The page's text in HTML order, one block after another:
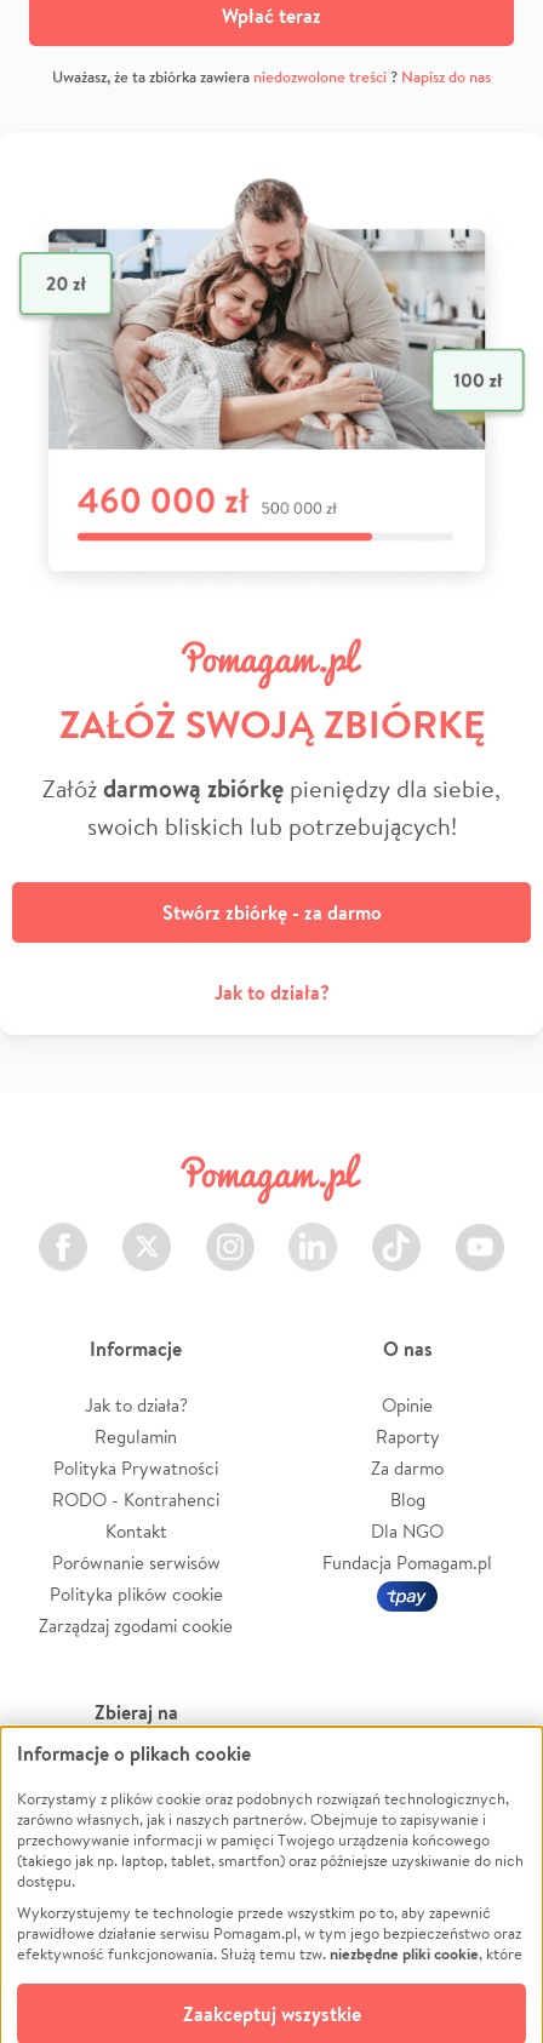
Wpłać teraz
Uważasz, że ta zbiórka zawiera niedozwolone treści? Napisz do nas
ZAŁÓŻ SWOJĄ ZBIÓRKĘ
Załóżdarmową zbiórkę pieniędzy dla siebie,
swoich bliskich lub potrzebujących!
Stwórz zbiórkę - za darmo
Jak to działa?
Facebook Twitter Instagram LinkedIn TikTok Youtube
Informacje
Jak to działa?
Regulamin
Polityka Prywatności
RODO - Kontrahenci
Kontakt
Porównanie serwisów
Polityka plików cookie
Zarządzaj zgodami cookie
O nas
Opinie
Raporty
Za darmo
Blog
Dla NGO
Fundacja Pomagam.pl
Zbieraj na
Leczenie
Zwierzęta
Pożar
Ukraina
Pomoc Finansowa
Projekty
Pogrzeb
Społeczność lokalna
Powódź
Wichura
NGO
Edukacja
Podróż
Impreza
Ochrona środowiska
Informacje o plikach cookie
Korzystamy z plików cookie oraz podobnych rozwiązań technologicznych,
zarówno własnych, jak i naszych partnerów. Obejmuje to zapisywanie i
przechowywanie informacji w pamięci Twojego urządzenia końcowego
(takiego jak np. laptop, tablet, smartfon) oraz późniejsze uzyskiwanie do nich
dostępu.
Wykorzystujemy te technologie przede wszystkim po to, aby zapewnić
prawidłowe działanie serwisu Pomagam.pl, w tym jego bezpieczeństwo oraz
efektywność funkcjonowania. Służą temu tzw.niezbędne pliki cookie, które
opcjonalnych plików cookie
technologii do celów analitycznych i retargetingowych. Możesz wyrazić
Zaakceptuj wszystkie